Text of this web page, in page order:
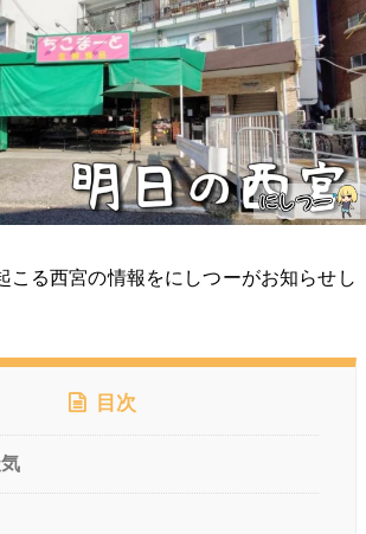
こる西宮の情報をにしつーがお知らせし
目次